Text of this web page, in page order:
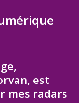
est
mes radars